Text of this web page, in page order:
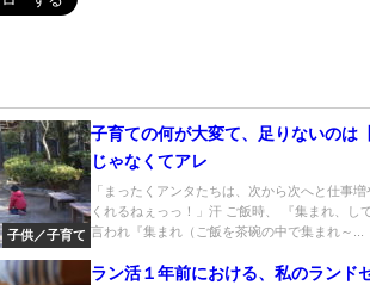
子供／子育て
子育ての何が大変て、足りないのは
じゃなくてアレ
「まったくアンタたちは、次から次へと仕事増
くれるねぇっっ！」汗 ご飯時、 『集まれ、し
言われ『集まれ（ご飯を茶碗の中で集まれ～...
ラン活１年前における、私のランド